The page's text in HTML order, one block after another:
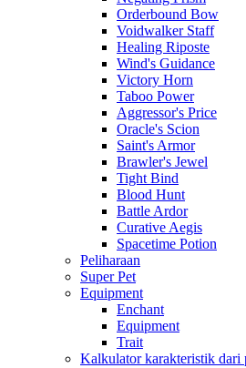
Orderbound Bow
Voidwalker Staff
Healing Riposte
Wind's Guidance
Victory Horn
Taboo Power
Aggressor's Price
Oracle's Scion
Saint's Armor
Brawler's Jewel
Tight Bind
Blood Hunt
Battle Ardor
Curative Aegis
Spacetime Potion
Peliharaan
Super Pet
Equipment
Enchant
Equipment
Trait
Kalkulator karakteristik dari